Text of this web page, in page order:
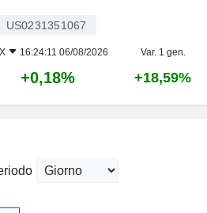
US0231351067
16:24:11 06/08/2026 Var. 1 gen.
+0,18% +18,59%